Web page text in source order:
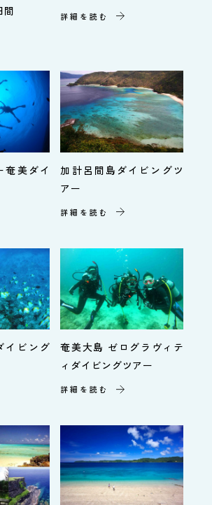
間
詳細を読む
奄美ダイ
加計呂間島ダイビングツ
アー
詳細を読む
イビング
奄美大島 ゼログラヴィテ
ィダイビングツアー
詳細を読む